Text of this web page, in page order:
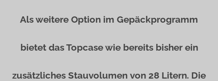
Als weitere Option im Gepäckprogramm
bietet das Topcase wie bereits bisher ein
zusätzliches Stauvolumen von 28 Litern. Die